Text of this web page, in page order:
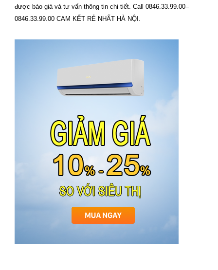
được báo giá và tư vấn thông tin chi tiết. Call 0846.33.99.00–
0846.33.99.00 CAM KẾT RẺ NHẤT HÀ NỘI.